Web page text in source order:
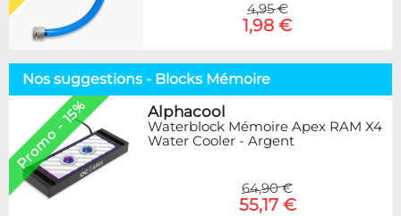
4,95 €
1,98 €
Nos suggestions - Blocks Mémoire
Promo - 15% Alphacool
Waterblock Mémoire Apex RAM X4
Water Cooler - Argent
64,90 €
55,17 €